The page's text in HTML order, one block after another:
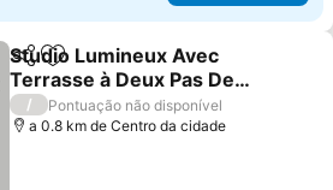
PartilharAdicionar aos favoritos
Studio Lumineux Avec
Terrasse à Deux Pas De
Genève
Ver preços
/
Pontuação não disponível
a 0.8 km de Centro da cidade